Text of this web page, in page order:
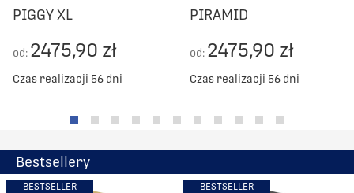
PIGGY XL
od: 2475,90 zł
Czas realizacji 56 dni
PIRAMID
od: 2475,90 zł
Czas realizacji 56 dni
Bestsellery
BESTSELLER
BESTSELLER